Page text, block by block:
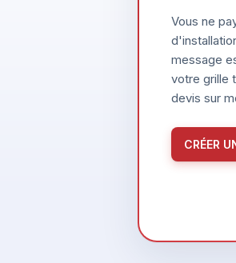
Vous ne
message
votre grille
devis sur
CRÉER